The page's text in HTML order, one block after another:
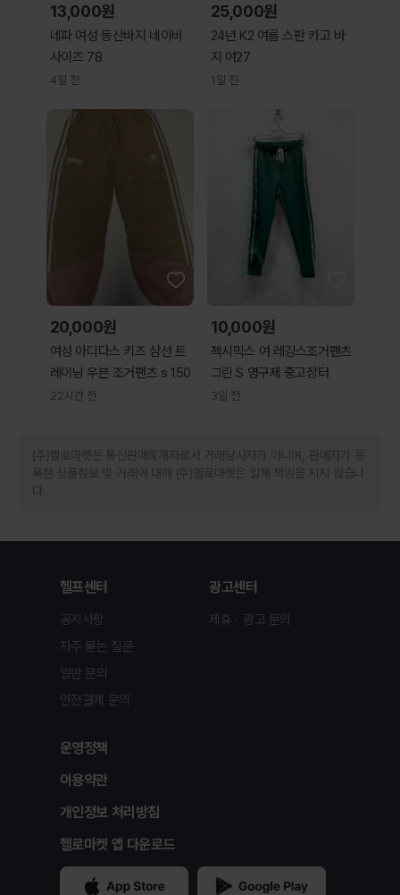
13,000원
네파 여성 등산바지 네이비
사이즈 78
4일 전
25,000원
24년 K2 여름 스판 카고 바
지 여27
1일 전
20,000원
여성 아디다스 키즈 삼선 트
레이닝 우븐 조거팬츠 s 150
22시간 전
10,000원
젝시믹스 여 레깅스조거팬츠
그린 S 영구제 중고장터
3일 전
(주)헬로마켓은 통신판매중개자로서 거래당사자가 아니며, 판매자가 등
록한 상품정보 및 거래에 대해 (주)헬로마켓은 일체 책임을 지지 않습니
다.
헬프센터
공지사항
자주 묻는 질문
일반 문의
안전결제 문의
광고센터
제휴ㆍ광고 문의
운영정책
이용약관
개인정보 처리방침
헬로마켓 앱 다운로드